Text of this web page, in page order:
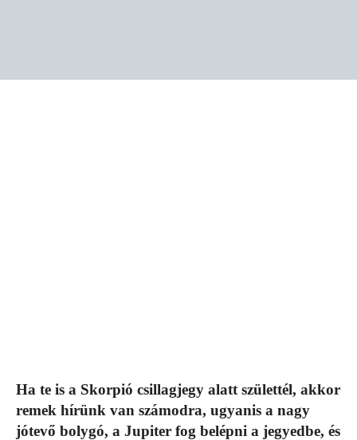
Ha te is a Skorpió csillagjegy alatt születtél, akkor
remek hírünk van számodra, ugyanis a nagy
jótevő bolygó, a Jupiter fog belépni a jegyedbe, és